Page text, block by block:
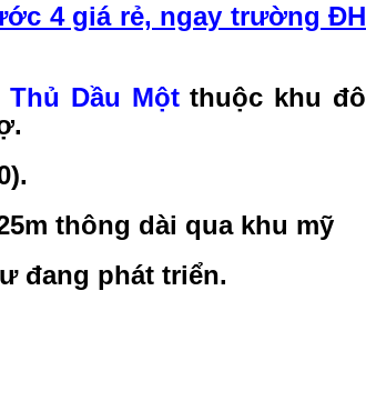
4 giá rẻ, ngay trường ĐH
Dầu Một thuộc khu đô
thông dài qua khu mỹ
đang phát triển.